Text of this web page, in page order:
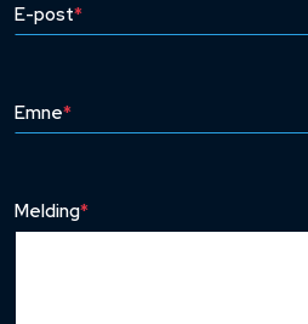
E-post*
Emne*
Melding*